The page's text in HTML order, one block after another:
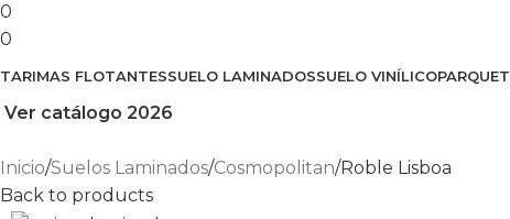
0
0
TARIMAS FLOTANTESSUELO LAMINADOSSUELO VINÍLICOPARQUET
Ver catálogo 2026
Inicio Suelos Laminados Cosmopolitan Roble Lisboa
Back to products